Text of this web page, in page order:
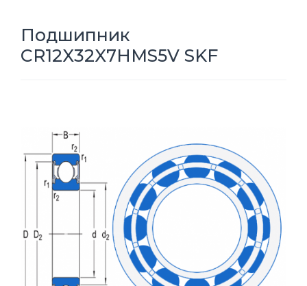
Подшипник
CR12X32X7HMS5V SKF